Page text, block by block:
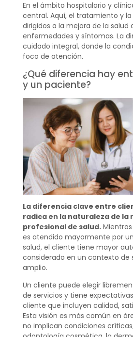
En el ámbito hospitalario y
central. Aquí, el tratamiento y
dirigidos a la mejora de la salud
enfermedades y síntomas. La
cuidado integral, donde la
foco de atención.
¿Qué diferencia hay
y un paciente?
La diferencia clave entre
radica en la naturaleza de la
profesional de salud.
es atendido mayormente por
salud, el cliente tiene mayor
considerado en un contexto de
amplio.
Un cliente puede elegir
de servicios y tiene
cliente que incluyen calidad,
Esta visión es más común en
no implican condiciones